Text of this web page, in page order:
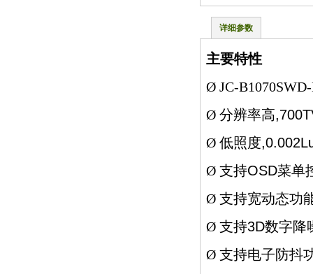
详细参数
主要特性
Ø JC-
Ø 分辨率高
Ø 低照度
Ø 支持OSD菜单
Ø 支持宽动态功
Ø 支持3D数字降
Ø 支持电子防抖